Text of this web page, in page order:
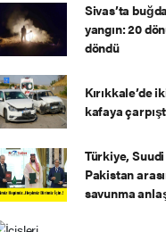
Sivas’ta
yangın: 20
döndü
Kırıkkale’de
kafaya
Türkiye,
Pakistan
savunma